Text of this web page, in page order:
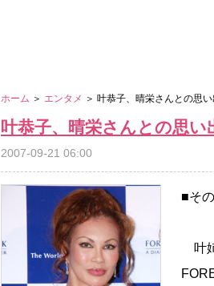
ホーム ＞ エンタメ ＞ 叶恭子、晴栄さんとの思
叶恭子、晴栄さんとの思
2007-09-21 06:00
■そ
叶